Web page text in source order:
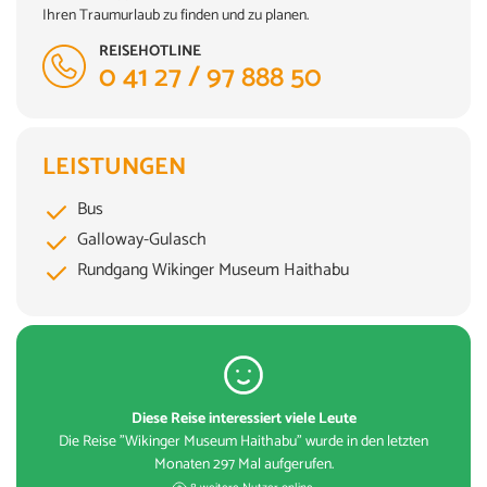
Ihren Traumurlaub zu finden und zu planen.
REISEHOTLINE
0 41 27 / 97 888 50
LEISTUNGEN
Bus
Galloway-Gulasch
Rundgang Wikinger Museum Haithabu
Diese Reise interessiert viele Leute
Die Reise "Wikinger Museum Haithabu" wurde in den letzten
Monaten 297 Mal aufgerufen.